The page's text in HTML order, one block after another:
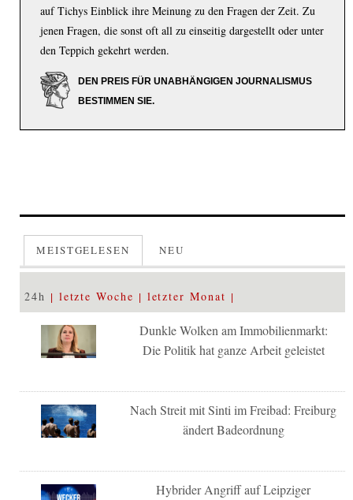
auf Tichys Einblick ihre Meinung zu den Fragen der Zeit. Zu
jenen Fragen, die sonst oft all zu einseitig dargestellt oder unter
den Teppich gekehrt werden.
DEN PREIS FÜR UNABHÄNGIGEN JOURNALISMUS
BESTIMMEN SIE.
MEISTGELESEN NEU
24h letzte Woche letzter Monat
Dunkle Wolken am Immobilienmarkt:
Die Politik hat ganze Arbeit geleistet
Nach Streit mit Sinti im Freibad: Freiburg
ändert Badeordnung
Hybrider Angriff auf Leipziger